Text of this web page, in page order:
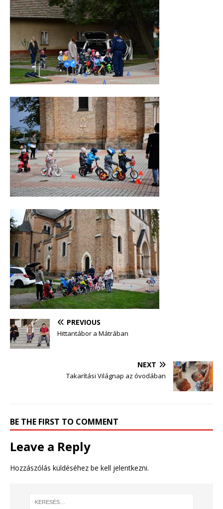
PREVIOUS
Hittantábor a Mátrában
NEXT
Takarítási Világnap az óvodában
BE THE FIRST TO COMMENT
Leave a Reply
Hozzászólás küldéséhez be kell jelentkezni.